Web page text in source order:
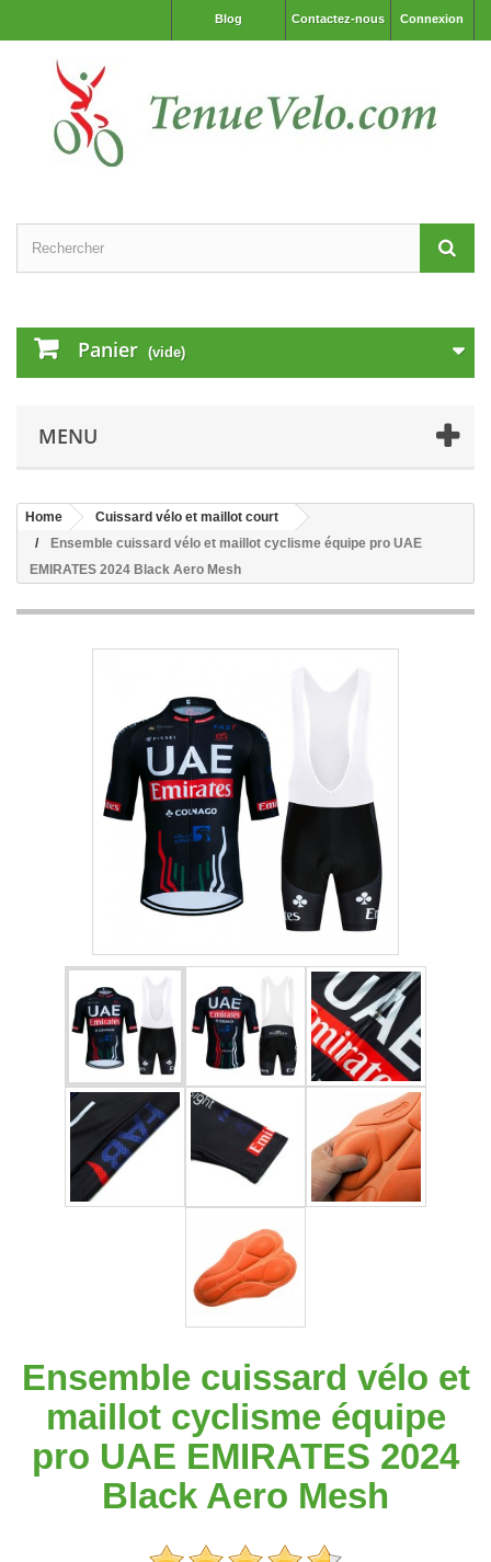
Connexion
Contactez-nous
Blog
Panier (vide)
MENU
Home
Cuissard vélo et maillot court
Ensemble cuissard vélo et maillot cyclisme équipe pro UAE
EMIRATES 2024 Black Aero Mesh
Ensemble cuissard vélo et
maillot cyclisme équipe
pro UAE EMIRATES 2024
Black Aero Mesh